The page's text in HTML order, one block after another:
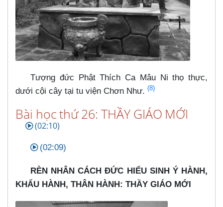
Tượng đức Phật Thích Ca Mâu Ni thọ thực,
dưới cội cây tại tu viện Chơn Như. (8)
Bài học thứ 26: THẦY GIÁO MỚI
(02:10)
(02:09)
RÈN NHÂN CÁCH ĐỨC HIẾU SINH Ý HÀNH,
KHẨU HÀNH, THÂN HÀNH: THẦY GIÁO MỚI